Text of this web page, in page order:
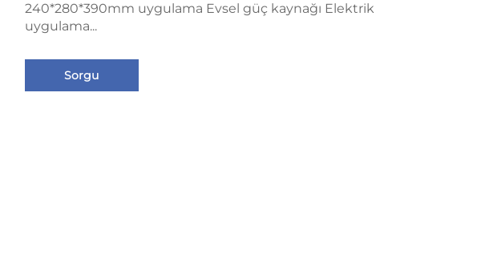
240*280*390mm uygulama Evsel güç kaynağı Elektrik
uygulama...
Sorgu